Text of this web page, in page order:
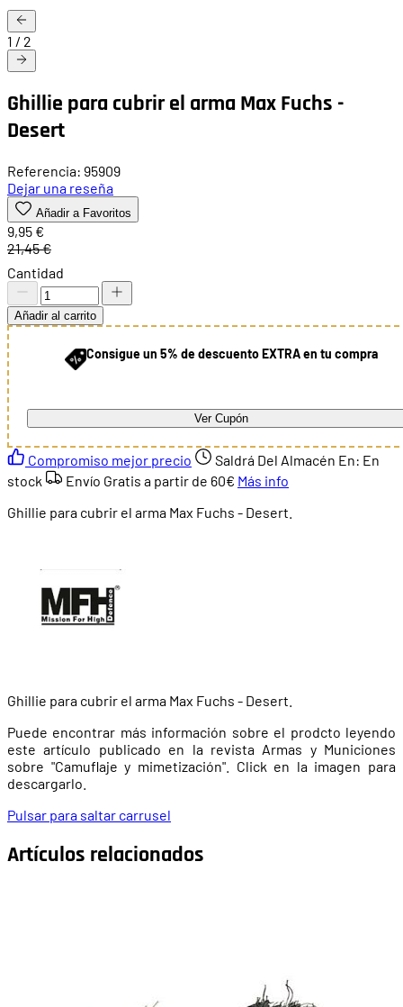
1 / 2
Ghillie para cubrir el arma Max Fuchs -
Desert
Referencia: 95909
Dejar una reseña
Añadir a Favoritos
9,95 €
21,45 €
Cantidad
Añadir al carrito
Consigue un 5% de descuento EXTRA en tu compra
Ver Cupón
Compromiso mejor precio Saldrá Del Almacén En: En
stock
Envío Gratis a partir de 60€ Más info
Ghillie para cubrir el arma Max Fuchs - Desert.
Ghillie para cubrir el arma Max Fuchs - Desert.
Puede encontrar más información sobre el prodcto leyendo
este artículo publicado en la revista Armas y Municiones
sobre "Camuflaje y mimetización". Click en la imagen para
descargarlo.
Pulsar para saltar carrusel
Artículos relacionados